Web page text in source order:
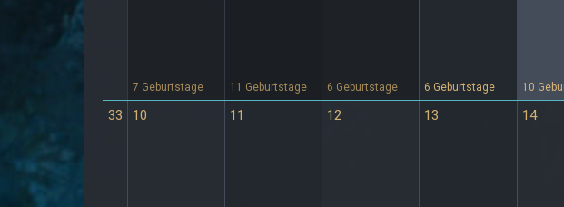
7 Geburtstage 11 Geburtstage 6 Geburtstage 6 Geburtstage 10
33 10 11 12 13 14